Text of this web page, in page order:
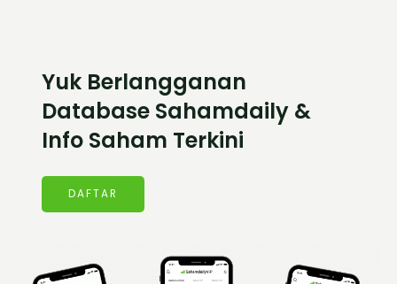
Yuk Berlangganan
Database Sahamdaily &
Info Saham Terkini
DAFTAR